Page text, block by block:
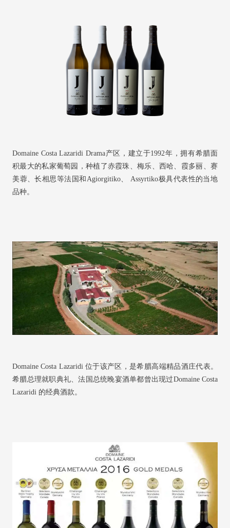
Domaine Costa Lazaridi Drama产区，建立于1992年，拥有希腊面
积最大的私家葡萄园，种植了赤霞珠、梅乐、西哈、霞多丽、赛
美蓉、长相思等法国和Agiorgitiko、 Assyrtiko极具代表性的当地
品种。
Domaine Costa Lazaridi 位于该产区，是希腊高端精品酒庄代表。
希腊总理就职典礼、法国总统晚宴酒单都曾出现过Domaine Costa
Lazaridi 的经典酒款。